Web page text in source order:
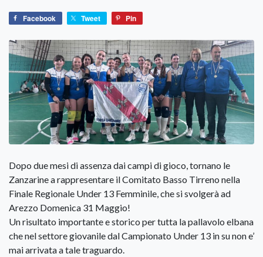
Facebook Tweet Pin
Dopo due mesi di assenza dai campi di gioco, tornano le
Zanzarine a rappresentare il Comitato Basso Tirreno nella
Finale Regionale Under 13 Femminile, che si svolgerà ad
Arezzo Domenica 31 Maggio!
Un risultato importante e storico per tutta la pallavolo elbana
che nel settore giovanile dal Campionato Under 13 in su non e’
mai arrivata a tale traguardo.